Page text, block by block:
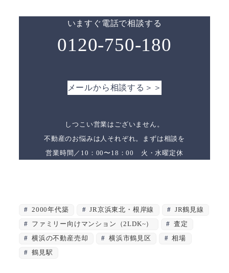
いますぐ電話で相談する
0120-750-180
メールから相談する＞＞
しつこい営業はございません。
不動産のお悩みは人それぞれ。まずは相談を
営業時間／10：00〜18：00 火・水曜定休
2000年代築 JR京浜東北・根岸線
JR鶴見線
ファミリー向けマンション（2LDK~）
査定
横浜の不動産売却
横浜市鶴見区
相場
鶴見駅